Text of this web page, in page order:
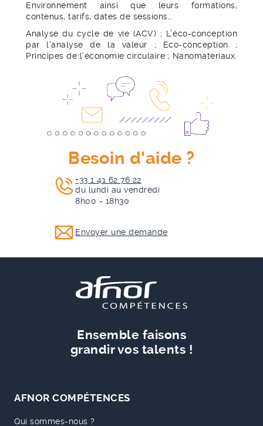
Environnement ainsi que leurs formations,
contenus, tarifs, dates de sessions…
Analyse du cycle de vie (ACV) ; L’éco-conception
par l’analyse de la valeur ; Eco-conception ;
Principes de l’économie circulaire ; Nanomatériaux.
Besoin d'aide ?
+33 1 41 62 76 22
du lundi au vendredi
8h00 - 18h30
Envoyer une demande
Ensemble faisons
grandir vos talents !
AFNOR COMPÉTENCES
Qui sommes-nous ?